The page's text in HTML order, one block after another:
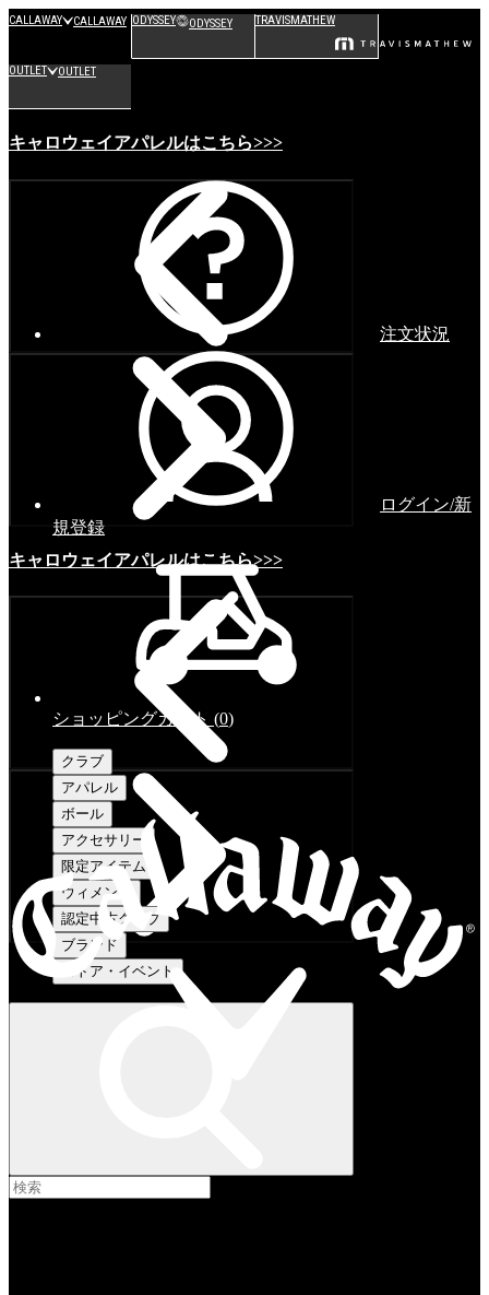
CALLAWAY CALLAWAY ODYSSEY ODYSSEY TRAVISMATHEW
OUTLET OUTLET
キャロウェイアパレルはこちら>>>
キャロウェイアパレルはこちら>>>
注文状況
ログイン/新
規登録
ショッピングカート (0)
クラブ
アパレル
ボール
アクセサリー
限定アイテム
ウィメンズ
認定中古クラブ
ブランド
ストア・イベント